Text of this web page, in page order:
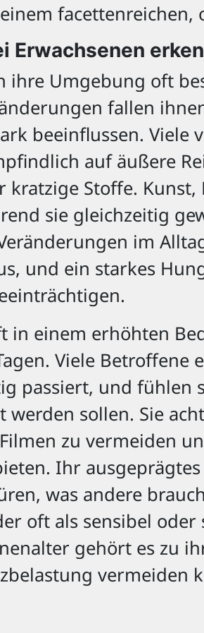
Erwachsenen
ihre Umgebung oft
fallen
beeinflussen. Viele
auf äußere
Stoffe.
sie gleichzeitig
im
und ein starkes
in einem erhöhten
Viele Betroffene
passiert, und fühlen
sollen. Sie
zu vermeiden
Ihr
was andere
oft als sensibel oder
gehört es zu
vermeiden